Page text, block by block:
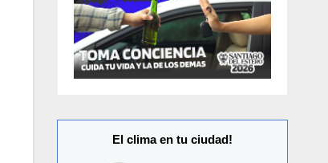
El clima en tu ciudad!